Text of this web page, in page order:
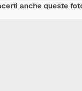
anche queste